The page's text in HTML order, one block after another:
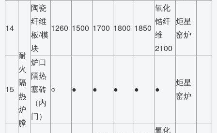
14
耐
火
隔
热
炉
膛
陶瓷
纤维
板/模
块
1260 1500 1700 1800 1850
氧化
锆纤
维
2100
炬星
窑炉
15
炉口
隔热
塞砖
（内
门）
○ ● ● ● ● ●
炬星
窑炉
氧化